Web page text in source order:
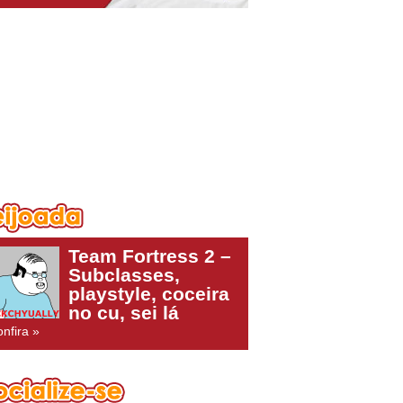
Team Fortress 2 –
Subclasses,
playstyle, coceira
no cu, sei lá
»